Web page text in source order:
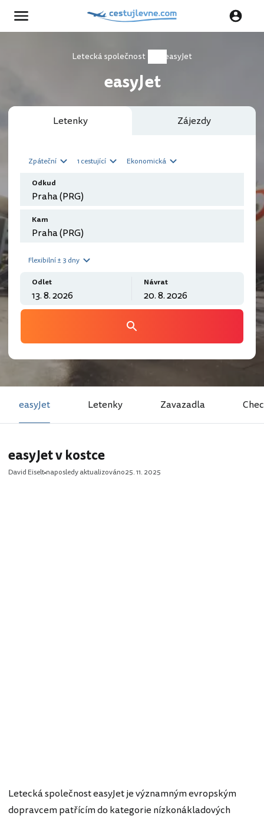
Letecká společnost easyJet
easyJet
Letenky Zájezdy
Zpáteční 1 cestující Ekonomická
Odkud
Kam
Flexibilní ± 3 dny
Odlet Návrat
easyJet Letenky Zavazadla
easyJet v kostce
David Eiselt naposledy aktualizováno25. 11. 2025
Letecká společnost easyJet je významným evropským
dopravcem patřícím do kategorie nízkonákladových